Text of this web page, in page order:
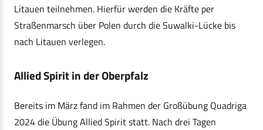
Litauen teilnehmen. Hierfür werden die Kräfte per
Straßenmarsch über Polen durch die Suwalki-Lücke bis
nach Litauen verlegen.
Allied Spirit in der Oberpfalz
Bereits im März fand im Rahmen der Großübung Quadriga
2024 die Übung Allied Spirit statt. Nach drei Tagen